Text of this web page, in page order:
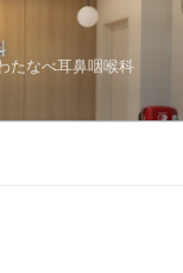
たなべ耳鼻咽喉科